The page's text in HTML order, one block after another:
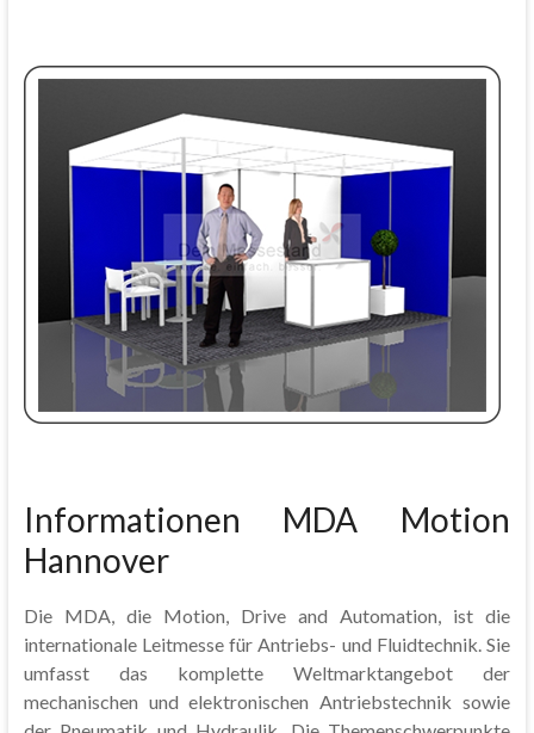
Informationen MDA Motion
Hannover
Die MDA, die Motion, Drive and Automation, ist die
internationale Leitmesse für Antriebs- und Fluidtechnik. Sie
umfasst das komplette Weltmarktangebot der
mechanischen und elektronischen Antriebstechnik sowie